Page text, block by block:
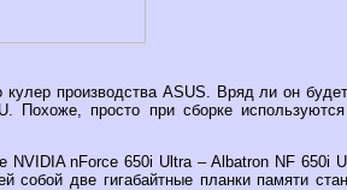
кулер производства ASUS. Вряд ли он
Похоже, просто при сборке используются
NVIDIA nForce 650i Ultra – Albatron NF 650i
собой две гигабайтные планки памяти